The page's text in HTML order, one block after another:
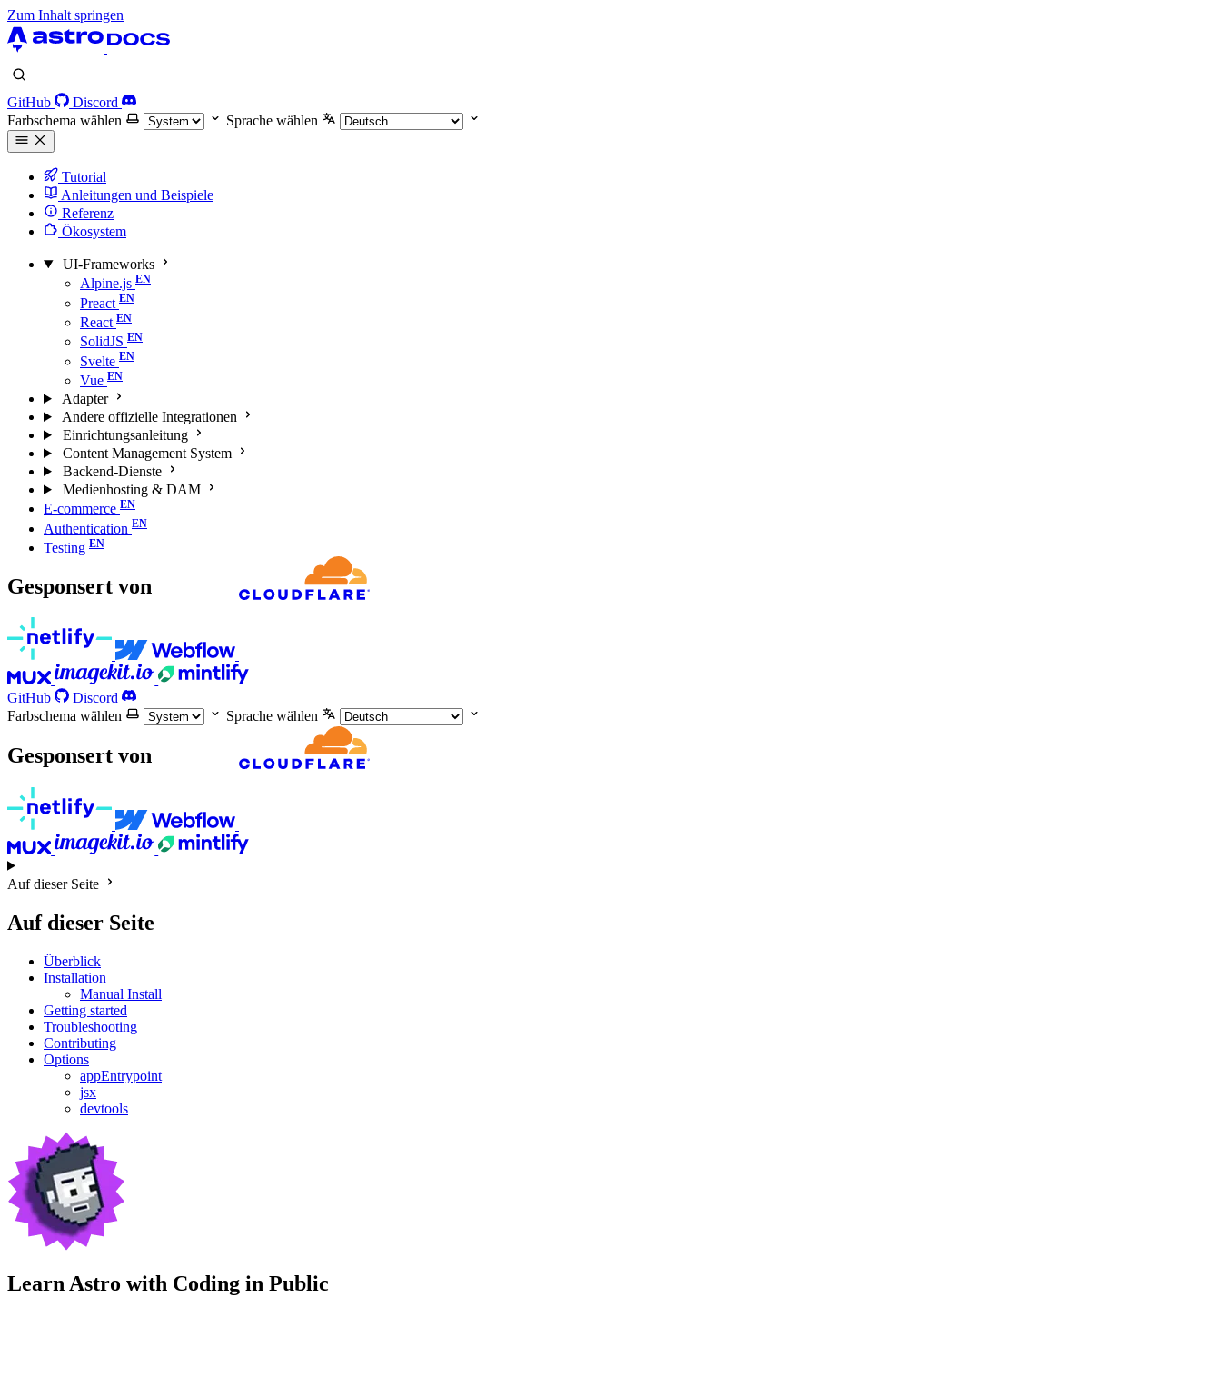
Zum Inhalt springen
GitHub
Discord
Farbschema wählen
Sprache wählen
Tutorial
Anleitungen und Beispiele
Referenz
Ökosystem
UI-Frameworks
Alpine.js
Preact
React
SolidJS
Svelte
Vue
Adapter
Andere offizielle Integrationen
Einrichtungsanleitung
Content Management System
Backend-Dienste
Medienhosting & DAM
E-commerce
Authentication
Testing
Gesponsert von
GitHub
Discord
Farbschema wählen
Sprache wählen
Gesponsert von
Auf dieser Seite
Auf dieser Seite
Überblick
Installation
Manual Install
Getting started
Troubleshooting
Contributing
Options
appEntrypoint
jsx
devtools
Learn Astro with Coding in Public